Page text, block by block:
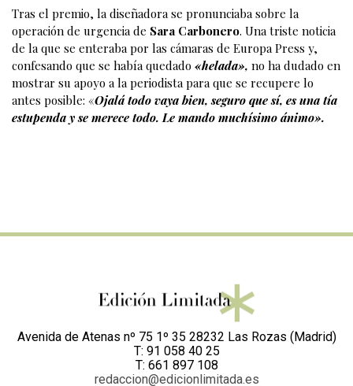
Tras el premio, la diseñadora se pronunciaba sobre la
operación de urgencia de Sara Carbonero. Una triste noticia
de la que se enteraba por las cámaras de Europa Press y,
confesando que se había quedado «helada», no ha dudado en
mostrar su apoyo a la periodista para que se recupere lo
antes posible: «Ojalá todo vaya bien, seguro que sí, es una tía
estupenda y se merece todo. Le mando muchísimo ánimo».
Avenida de Atenas nº 75 1º 35 28232 Las Rozas (Madrid)
T: 91 058 40 25
T: 661 897 108
redaccion@edicionlimitada.es